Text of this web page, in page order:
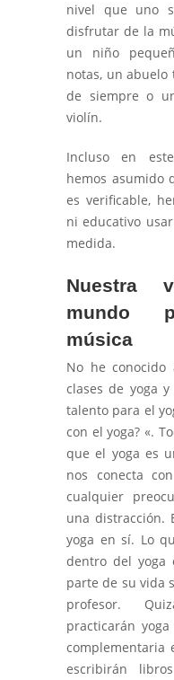
nivel que uno
disfrutar de la
un niño
notas, un abuelo
de siempre o
violín.
Incluso en
hemos asumido
es verificable,
ni educativo
medida.
Nuestra
mundo
música
No he
clases de yoga
talento para el
con el yoga? «.
que el yoga es
nos conecta
cualquier
una distracción.
yoga en sí. Lo
dentro del yoga
parte de su vida
profesor.
practicarán
complementaria
escribirán